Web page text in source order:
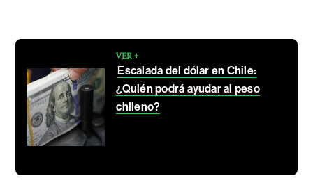
VER +
Escalada del dólar en Chile:
¿Quién podrá ayudar al peso
chileno?